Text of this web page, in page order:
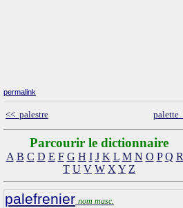
permalink
<< palestre palette
Parcourir le dictionnaire
A B C D E F G H I J K L M N O P Q R
T U V W X Y Z
palefrenier nom masc.